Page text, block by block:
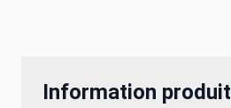
Information produit